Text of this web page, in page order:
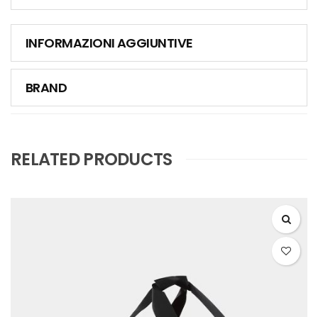
INFORMAZIONI AGGIUNTIVE
BRAND
RELATED PRODUCTS